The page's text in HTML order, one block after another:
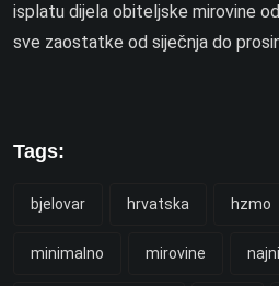
isplatu dijela obiteljske mirovine
sve zaostatke od siječnja do
Tags:
bjelovar hrvatska hzmo
minimalno mirovine